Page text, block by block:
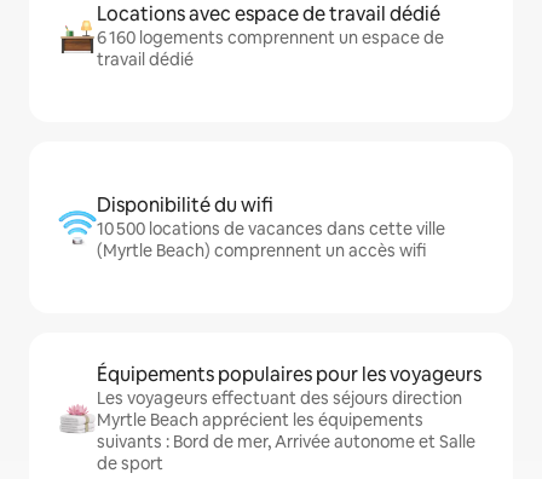
Locations avec espace de travail dédié
6 160 logements comprennent un espace de
travail dédié
Disponibilité du wifi
10 500 locations de vacances dans cette ville
(Myrtle Beach) comprennent un accès wifi
Équipements populaires pour les voyageurs
Les voyageurs effectuant des séjours direction
Myrtle Beach apprécient les équipements
suivants : Bord de mer, Arrivée autonome et Salle
de sport